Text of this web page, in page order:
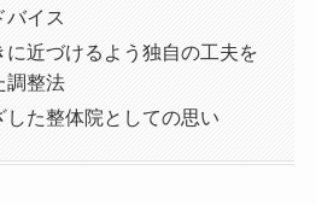
バイス
に近づけるよう独自の工夫を
調整法
した整体院としての思い